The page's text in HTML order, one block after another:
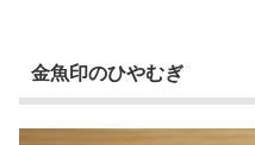
金魚印のひやむぎ